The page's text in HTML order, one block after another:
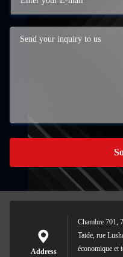
Address
Chambre 701,
Taide, rue
économique et